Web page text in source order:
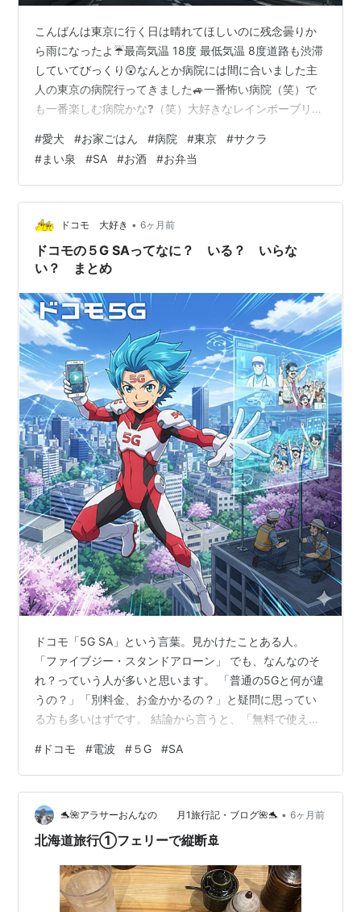
こんばんは東京に行く日は晴れてほしいのに残念曇りか
ら雨になったよ☔最高気温 18度 最低気温 8度道路も渋滞
していてびっくり😲なんとか病院には間に合いました主
人の東京の病院行ってきました🚙一番怖い病院（笑）で
も一番楽しむ病院かな❓（笑）大好きなレインボーブリッ
代々木公園 原宿駅前 表参道雨が降ってきたよ😒 ランチ
まい泉いつもの定番です（笑）混雑してましたよ テーブ
ルにセットされてるお茶とお出汁 リブロースかつ定食
（笑）いつも同じもの注文です（笑） ちょっとお肉が薄
くなったかな❓（笑）サクサクで美味しいのですよキャベ
ツ・ご飯・お味噌汁おかわりで…
#愛犬 #お家ごはん #病院 #東京 #サクラ
#まい泉 #SA #お酒 #お弁当
ドコモ 大好き • 6ヶ月前
ドコモの５G SAってなに？ いる？ いらな
い？ まとめ
ドコモ「5G SA」という言葉。見かけたことある人。
「ファイブジー・スタンドアローン」 でも、なんなのそ
れ？っていう人が多いと思います。 「普通の5Gと何が違
うの？」「別料金、お金かかるの？」と疑問に思ってい
る方も多いはずです。 結論から言うと、「無料で使える
ゃって５Gではない！ 真の・・・、本当の５G電波です。
サービスエリアマップ | 通信・エリア | NTTドコモ ドコ
モHPより 5G SAとは？「真の5G」と呼ばれる理由 これ
までの5G（NSA：ノンスタンドアローン）は、実は4Gの
設備を「間借り」して動いていました。例えるなら、
# ドコモ #電波 #５G #SA
🐬🌺アラサーおんなの 月1旅行記・ブログ🌺🐬 • 6ヶ月前
北海道旅行①フェリーで縦断🚢